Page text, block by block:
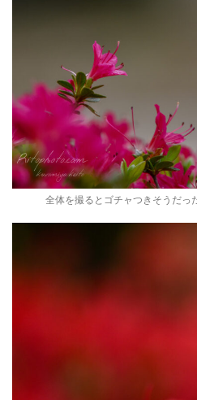
全体を撮るとゴチャつきそうだっ